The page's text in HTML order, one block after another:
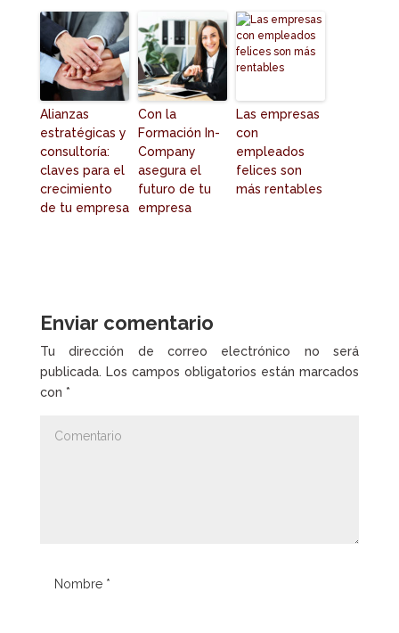
Alianzas
estratégicas y
consultoría:
claves para el
crecimiento
de tu empresa
Con la
Formación In-
Company
asegura el
futuro de tu
empresa
Las empresas
con
empleados
felices son
más rentables
Enviar comentario
Tu dirección de correo electrónico no será
publicada. Los campos obligatorios están marcados
con *